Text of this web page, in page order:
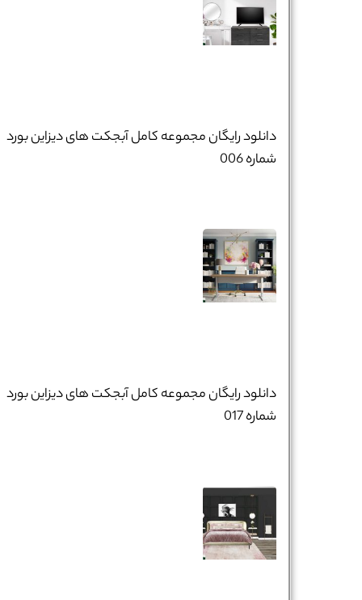
دانلود رایگان مجموعه کامل آبجکت های دیزاین بورد
شماره 006
دانلود رایگان مجموعه کامل آبجکت های دیزاین بورد
شماره 017